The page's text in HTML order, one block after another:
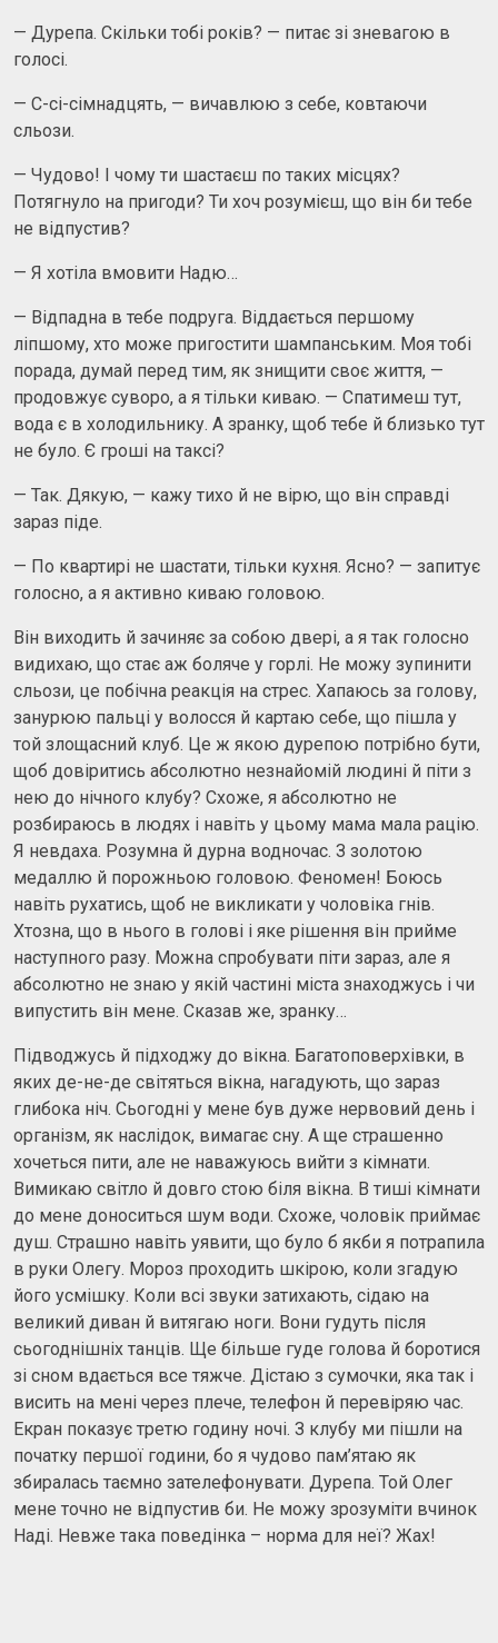
— Дурепа. Скільки тобі років? — питає зі зневагою в
голосі.
— С-сі-сімнадцять, — вичавлюю з себе, ковтаючи
сльози.
— Чудово! І чому ти шастаєш по таких місцях?
Потягнуло на пригоди? Ти хоч розумієш, що він би тебе
не відпустив?
— Я хотіла вмовити Надю…
— Відпадна в тебе подруга. Віддається першому
ліпшому, хто може пригостити шампанським. Моя тобі
порада, думай перед тим, як знищити своє життя, —
продовжує суворо, а я тільки киваю. — Спатимеш тут,
вода є в холодильнику. А зранку, щоб тебе й близько тут
не було. Є гроші на таксі?
— Так. Дякую, — кажу тихо й не вірю, що він справді
зараз піде.
— По квартирі не шастати, тільки кухня. Ясно? — запитує
голосно, а я активно киваю головою.
Він виходить й зачиняє за собою двері, а я так голосно
видихаю, що стає аж боляче у горлі. Не можу зупинити
сльози, це побічна реакція на стрес. Хапаюсь за голову,
занурюю пальці у волосся й картаю себе, що пішла у
той злощасний клуб. Це ж якою дурепою потрібно бути,
щоб довіритись абсолютно незнайомій людині й піти з
нею до нічного клубу? Схоже, я абсолютно не
розбираюсь в людях і навіть у цьому мама мала рацію.
Я невдаха. Розумна й дурна водночас. З золотою
медаллю й порожньою головою. Феномен! Боюсь
навіть рухатись, щоб не викликати у чоловіка гнів.
Хтозна, що в нього в голові і яке рішення він прийме
наступного разу. Можна спробувати піти зараз, але я
абсолютно не знаю у якій частині міста знаходжусь і чи
випустить він мене. Сказав же, зранку…
Підводжусь й підходжу до вікна. Багатоповерхівки, в
яких де-не-де світяться вікна, нагадують, що зараз
глибока ніч. Сьогодні у мене був дуже нервовий день і
організм, як наслідок, вимагає сну. А ще страшенно
хочеться пити, але не наважуюсь вийти з кімнати.
Вимикаю світло й довго стою біля вікна. В тиші кімнати
до мене доноситься шум води. Схоже, чоловік приймає
душ. Страшно навіть уявити, що було б якби я потрапила
в руки Олегу. Мороз проходить шкірою, коли згадую
його усмішку. Коли всі звуки затихають, сідаю на
великий диван й витягаю ноги. Вони гудуть після
сьогоднішніх танців. Ще більше гуде голова й боротися
зі сном вдається все тяжче. Дістаю з сумочки, яка так і
висить на мені через плече, телефон й перевіряю час.
Екран показує третю годину ночі. З клубу ми пішли на
початку першої години, бо я чудово пам’ятаю як
збиралась таємно зателефонувати. Дурепа. Той Олег
мене точно не відпустив би. Не можу зрозуміти вчинок
Наді. Невже така поведінка – норма для неї? Жах!